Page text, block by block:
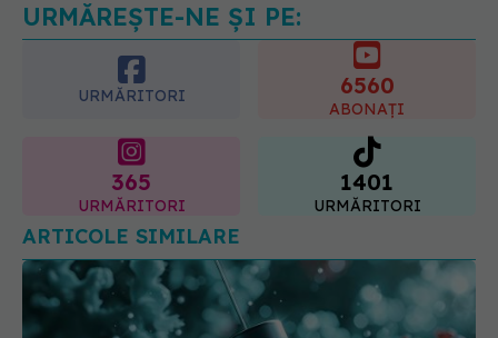
URMĂREȘTE-NE ȘI PE:
URMĂRITORI 6560
ABONAȚI
365
URMĂRITORI
1401
URMĂRITORI
ARTICOLE SIMILARE